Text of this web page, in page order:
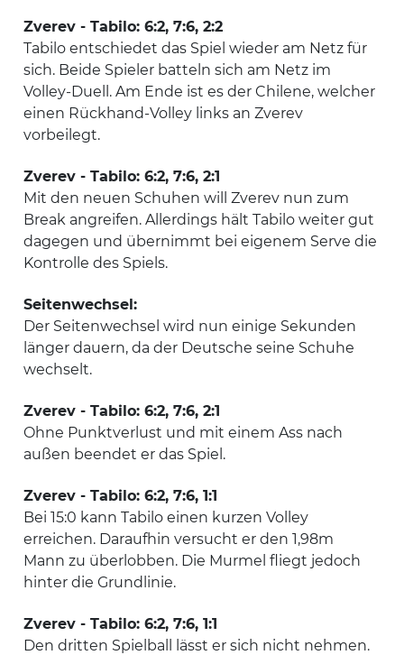
Zverev - Tabilo: 6:2, 7:6, 2:2
Tabilo entschiedet das Spiel wieder am Netz für
sich. Beide Spieler batteln sich am Netz im
Volley-Duell. Am Ende ist es der Chilene, welcher
einen Rückhand-Volley links an Zverev
vorbeilegt.
Zverev - Tabilo: 6:2, 7:6, 2:1
Mit den neuen Schuhen will Zverev nun zum
Break angreifen. Allerdings hält Tabilo weiter gut
dagegen und übernimmt bei eigenem Serve die
Kontrolle des Spiels.
Seitenwechsel:
Der Seitenwechsel wird nun einige Sekunden
länger dauern, da der Deutsche seine Schuhe
wechselt.
Zverev - Tabilo: 6:2, 7:6, 2:1
Ohne Punktverlust und mit einem Ass nach
außen beendet er das Spiel.
Zverev - Tabilo: 6:2, 7:6, 1:1
Bei 15:0 kann Tabilo einen kurzen Volley
erreichen. Daraufhin versucht er den 1,98m
Mann zu überlobben. Die Murmel fliegt jedoch
hinter die Grundlinie.
Zverev - Tabilo: 6:2, 7:6, 1:1
Den dritten Spielball lässt er sich nicht nehmen.